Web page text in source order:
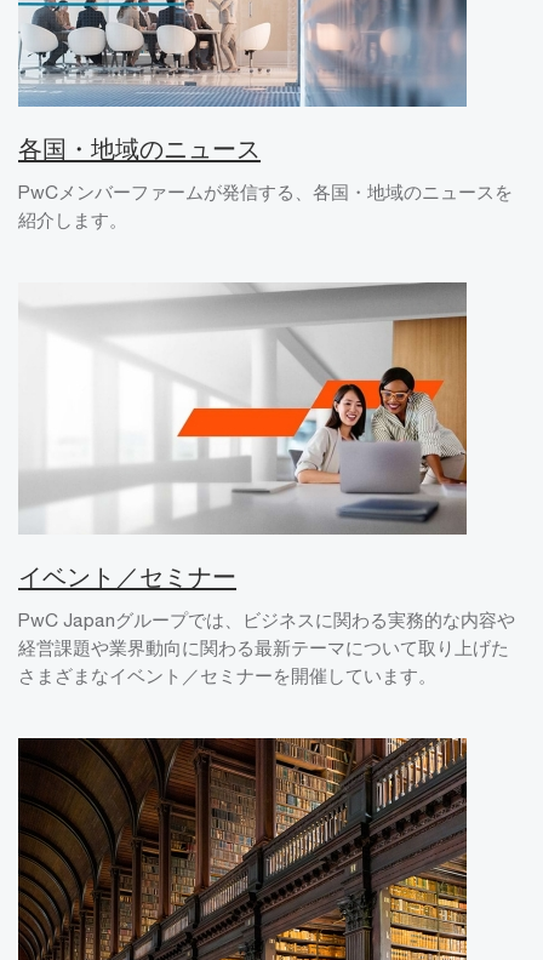
各国・地域のニュース
PwCメンバーファームが発信する、各国・地域のニュースを
紹介します。
イベント／セミナー
PwC Japanグループでは、ビジネスに関わる実務的な内容や
経営課題や業界動向に関わる最新テーマについて取り上げた
さまざまなイベント／セミナーを開催しています。